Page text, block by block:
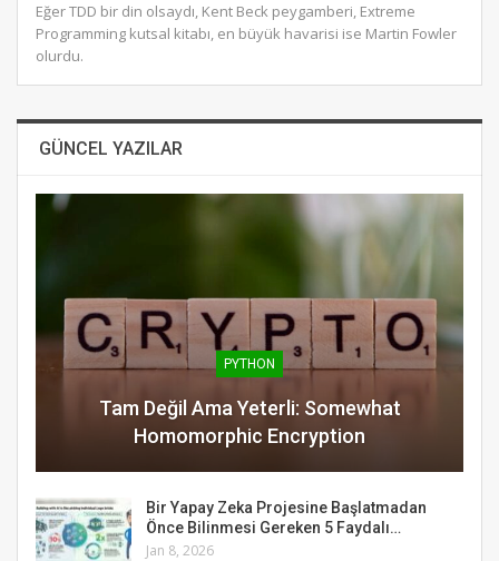
Eğer TDD bir din olsaydı, Kent Beck peygamberi, Extreme
Programming kutsal kitabı, en büyük havarisi ise Martin Fowler
olurdu.
GÜNCEL YAZILAR
PYTHON
Tam Değil Ama Yeterli: Somewhat
Homomorphic Encryption
Bir Yapay Zeka Projesine Başlatmadan
Önce Bilinmesi Gereken 5 Faydalı…
Jan 8, 2026